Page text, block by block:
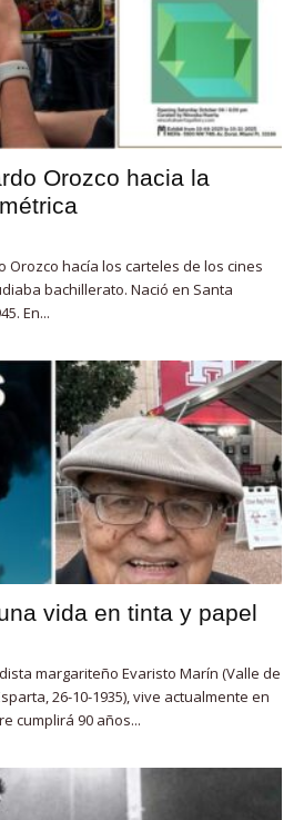
Orozco hacia la
Orozco hacía los carteles de los cines
bachillerato. Nació en Santa
En...
vida en tinta y papel
margariteño Evaristo Marín (Valle de
26-10-1935), vive actualmente en
cumplirá 90 años...